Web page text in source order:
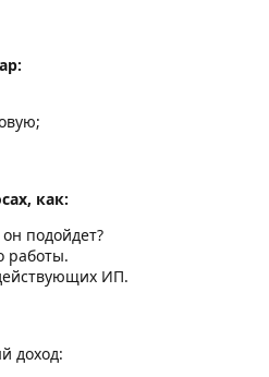
как:
подойдет?
работы.
ИП.
доход: